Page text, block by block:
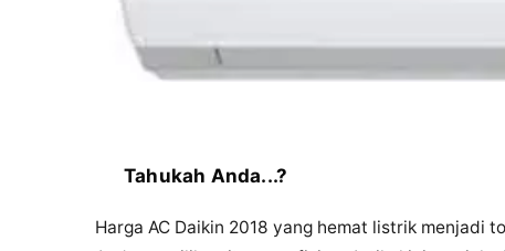
Tahukah Anda...?
Harga AC Daikin 2018 yang hemat listrik menjadi